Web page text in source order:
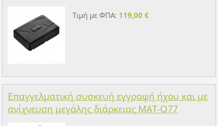
Τιμή με ΦΠΑ: 119,00 €
Επαγγελματική συσκευή εγγραφή ήχου και με
ανίχνευση μεγάλης διάρκειας MAT-Q77